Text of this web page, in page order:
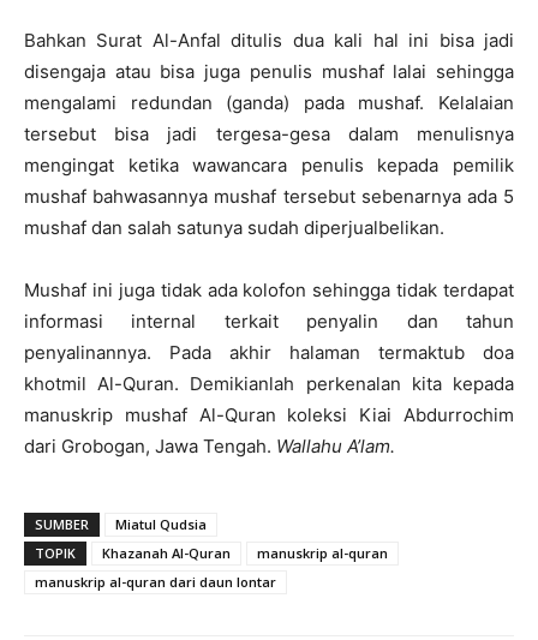
Bahkan Surat Al-Anfal ditulis dua kali hal ini bisa jadi
disengaja atau bisa juga penulis mushaf lalai sehingga
mengalami redundan (ganda) pada mushaf. Kelalaian
tersebut bisa jadi tergesa-gesa dalam menulisnya
mengingat ketika wawancara penulis kepada pemilik
mushaf bahwasannya mushaf tersebut sebenarnya ada 5
mushaf dan salah satunya sudah diperjualbelikan.
Mushaf ini juga tidak ada kolofon sehingga tidak terdapat
informasi internal terkait penyalin dan tahun
penyalinannya. Pada akhir halaman termaktub doa
khotmil Al-Quran. Demikianlah perkenalan kita kepada
manuskrip mushaf Al-Quran koleksi Kiai Abdurrochim
dari Grobogan, Jawa Tengah. Wallahu A’lam.
SUMBER
Miatul Qudsia
TOPIK
Khazanah Al-Quran
manuskrip al-quran
manuskrip al-quran dari daun lontar